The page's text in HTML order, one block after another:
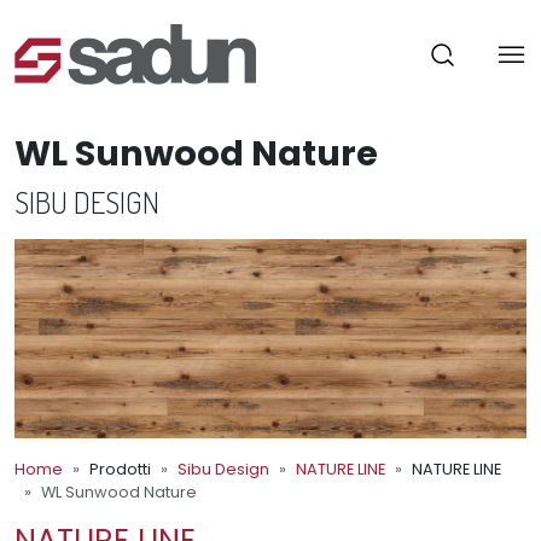
WL Sunwood Nature
SIBU DESIGN
Home Prodotti Sibu Design NATURE LINE
NATURE LINE
WL Sunwood Nature